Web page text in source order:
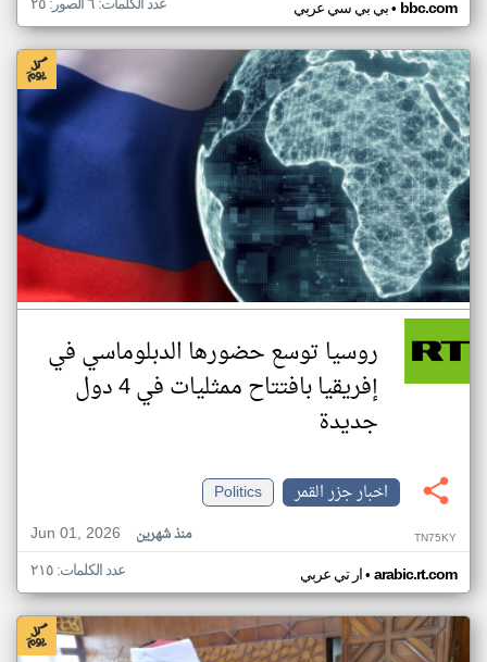
بي بي سي عربي• bbc.com
روسيا توسع حضورها الدبلوماسي في
إفريقيا بافتتاح ممثليات في 4 دول
جديدة
اخبار جزر القمر
Politics
Jun 01, 2026
منذ شهرين TN75KY
ار تي عربي• arabic.rt.com عدد الكلمات: ٢١٥